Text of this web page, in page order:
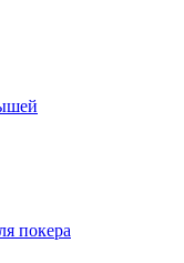
покера